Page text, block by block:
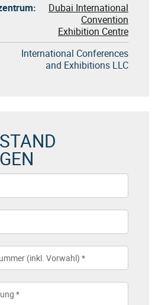
Dubai International
Convention
Exhibition Centre
International Conferences
and Exhibitions LLC